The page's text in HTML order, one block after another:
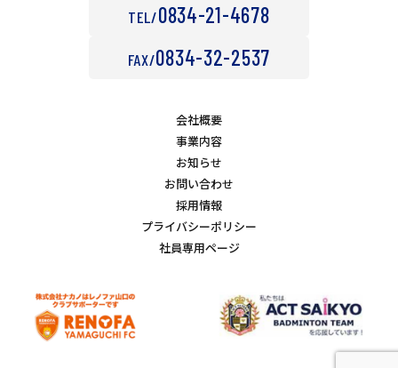
TEL/0834-21-4678
FAX/0834-32-2537
会社概要
事業内容
お知らせ
お問い合わせ
採用情報
プライバシーポリシー
社員専用ページ